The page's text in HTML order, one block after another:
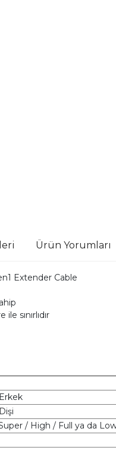
Ürün Yorumları
Extender Cable
sınırlıdır
Super / High / Full ya da